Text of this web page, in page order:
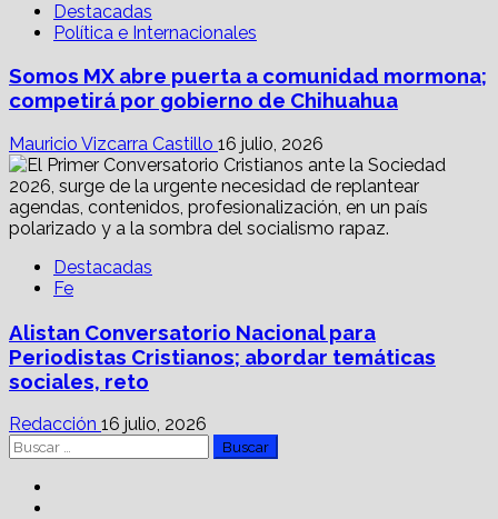
Destacadas
Política e Internacionales
Somos MX abre puerta a comunidad mormona;
competirá por gobierno de Chihuahua
Mauricio Vizcarra Castillo 16 julio, 2026
Destacadas
Fe
Alistan Conversatorio Nacional para
Periodistas Cristianos; abordar temáticas
sociales, reto
Redacción 16 julio, 2026
Buscar: